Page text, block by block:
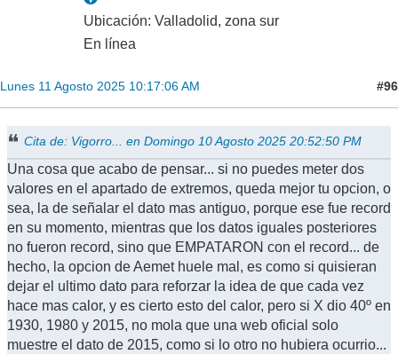
Ubicación: Valladolid, zona sur
En línea
Lunes 11 Agosto 2025 10:17:06 AM #96
Cita de: Vigorro... en Domingo 10 Agosto 2025 20:52:50 PM
Una cosa que acabo de pensar... si no puedes meter dos
valores en el apartado de extremos, queda mejor tu opcion, o
sea, la de señalar el dato mas antiguo, porque ese fue record
en su momento, mientras que los datos iguales posteriores
no fueron record, sino que EMPATARON con el record... de
hecho, la opcion de Aemet huele mal, es como si quisieran
dejar el ultimo dato para reforzar la idea de que cada vez
hace mas calor, y es cierto esto del calor, pero si X dio 40º en
1930, 1980 y 2015, no mola que una web oficial solo
muestre el dato de 2015, como si lo otro no hubiera ocurrio...